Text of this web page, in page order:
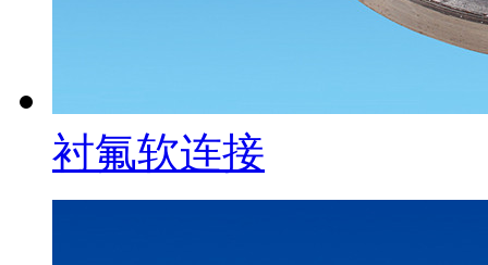
衬氟软连接